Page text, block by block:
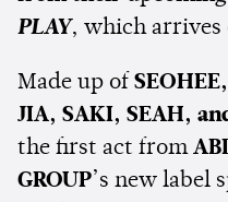
PLAY, which arrives
Made up of
JIA, SAKI, SEAH,
the first act from
GROUP’s new label